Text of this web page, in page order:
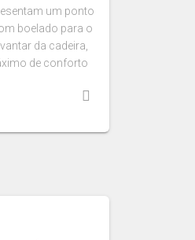
um ponto
boelado para o
da cadeira,
de conforto